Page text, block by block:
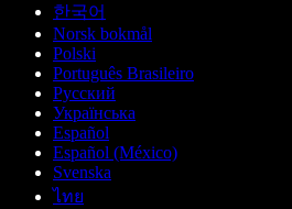
한국어
Norsk bokmål
Polski
Português Brasileiro
Русский
Українська
Español
Español (México)
Svenska
ไทย